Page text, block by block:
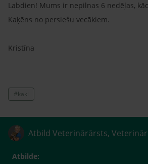
Labdien! Mums ir nepilnas 6 nedēļas,
Kaķēns no persiešu vecākiem.
Kristīna
#kaki
Atbild Veterinārārsts,
Atbilde: